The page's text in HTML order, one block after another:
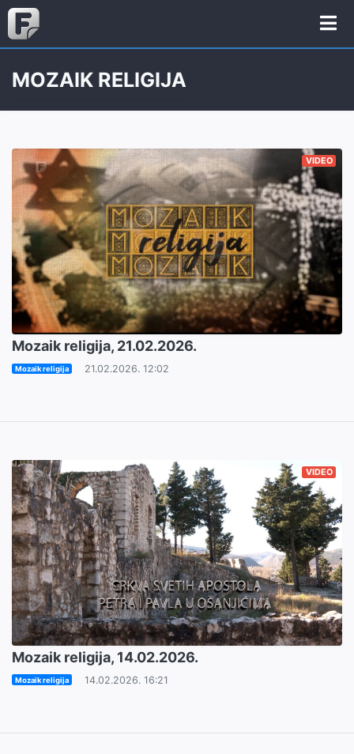
MOZAIK RELIGIJA
VIDEO
Mozaik religija, 21.02.2026.
Mozaik religija 21.02.2026. 12:02
VIDEO
Mozaik religija, 14.02.2026.
Mozaik religija 14.02.2026. 16:21